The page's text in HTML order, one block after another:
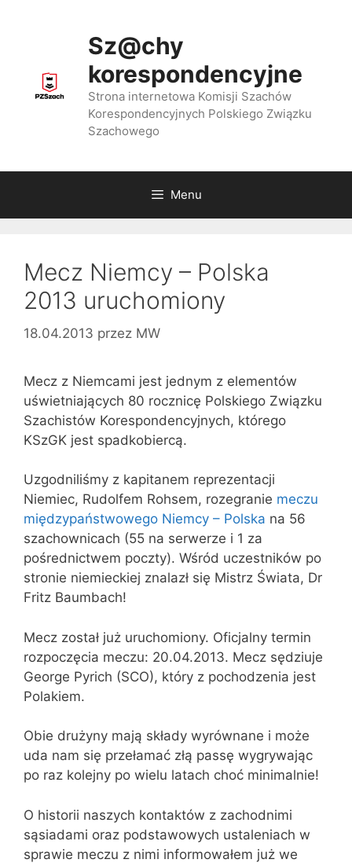
Sz@chy
korespondencyjne
Strona internetowa Komisji Szachów
Korespondencyjnych Polskiego Związku
Szachowego
Menu
Mecz Niemcy – Polska
2013 uruchomiony
18.04.2013 przez MW
Mecz z Niemcami jest jednym z elementów
uświetniających 80 rocznicę Polskiego Związku
Szachistów Korespondencyjnych, którego
KSzGK jest spadkobiercą.
Uzgodniliśmy z kapitanem reprezentacji
Niemiec, Rudolfem Rohsem, rozegranie meczu
międzypaństwowego Niemcy – Polska na 56
szachownicach (55 na serwerze i 1 za
pośrednictwem poczty). Wśród uczestników po
stronie niemieckiej znalazł się Mistrz Świata, Dr
Fritz Baumbach!
Mecz został już uruchomiony. Oficjalny termin
rozpoczęcia meczu: 20.04.2013. Mecz sędziuje
George Pyrich (SCO), który z pochodzenia jest
Polakiem.
Obie drużyny mają składy wyrównane i może
uda nam się przełamać złą passę wygrywając
po raz kolejny po wielu latach choć minimalnie!
O historii naszych kontaktów z zachodnimi
sąsiadami oraz podstawowych ustaleniach w
sprawie meczu z nimi informowałem już we